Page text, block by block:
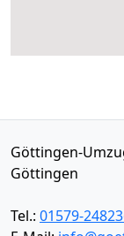
Göttingen-
Göttingen
Tel.: 01579-